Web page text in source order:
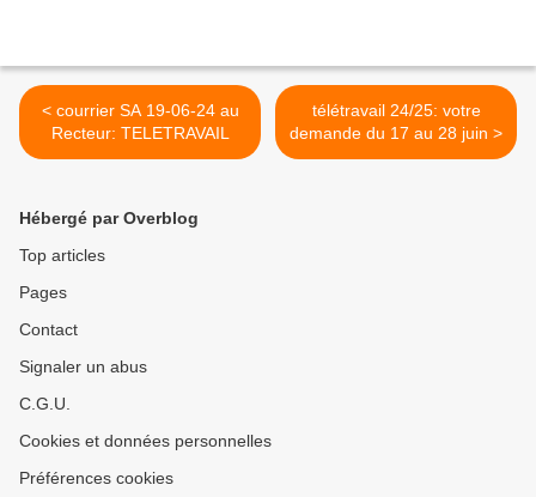
< courrier SA 19-06-24 au
Recteur: TELETRAVAIL
télétravail 24/25: votre
demande du 17 au 28 juin >
Hébergé par Overblog
Top articles
Pages
Contact
Signaler un abus
C.G.U.
Cookies et données personnelles
Préférences cookies